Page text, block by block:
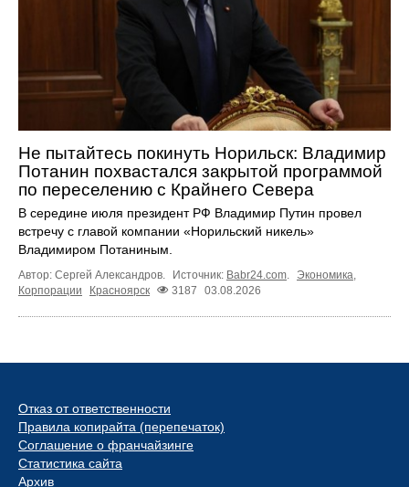
Не пытайтесь покинуть Норильск: Владимир
Потанин похвастался закрытой программой
по переселению с Крайнего Севера
В середине июля президент РФ Владимир Путин провел
встречу с главой компании «Норильский никель»
Владимиром Потаниным.
Автор: Сергей Александров. Источник: Babr24.com. Экономика,
Корпорации
Красноярск 3187 03.08.2026
Отказ от ответственности
Правила копирайта (перепечаток)
Соглашение о франчайзинге
Статистика сайта
Архив